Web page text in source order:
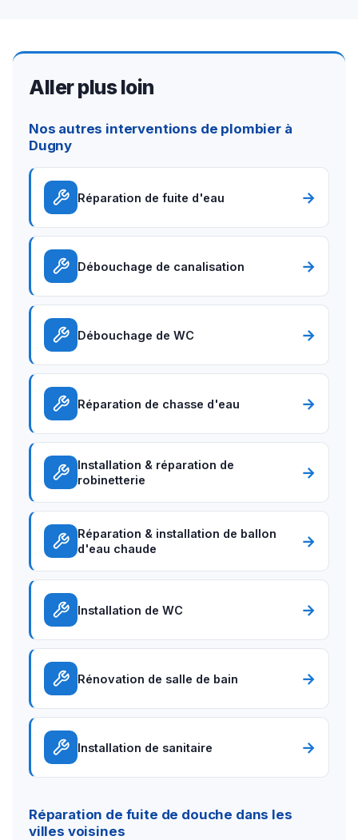
Aller plus loin
Nos autres interventions de plombier à
Dugny
Réparation de fuite d'eau →
Débouchage de canalisation →
Débouchage de WC →
Réparation de chasse d'eau →
Installation & réparation de
robinetterie
→
Réparation & installation de ballon
d'eau chaude
→
Installation de WC →
Rénovation de salle de bain →
Installation de sanitaire →
Réparation de fuite de douche dans les
villes voisines